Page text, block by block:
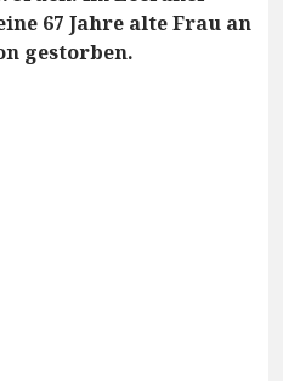
67 Jahre alte Frau an
gestorben.